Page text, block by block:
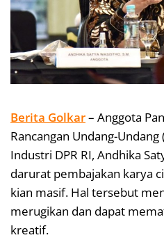
Berita Golkar– Anggota
Rancangan Undang-
Industri DPR RI, Andhika
darurat pembajakan karya
kian masif. Hal tersebut
merugikan dan dapat
kreatif.